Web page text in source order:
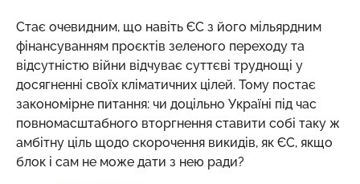
Стає очевидним, що навіть ЄС з його мільярдним
фінансуванням проєктів зеленого переходу та
відсутністю війни відчуває суттєві труднощі у
досягненні своїх кліматичних цілей. Тому постає
закономірне питання: чи доцільно Україні під час
повномасштабного вторгнення ставити собі таку ж
амбітну ціль щодо скорочення викидів, як ЄС, якщо
блок і сам не може дати з нею ради?